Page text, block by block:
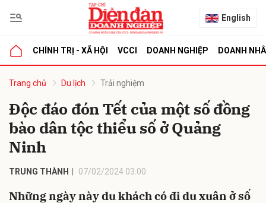
English
CHÍNH TRỊ - XÃ HỘI VCCI DOANH NGHIỆP DOANH
Trang chủ Du lịch Trải nghiệm
Độc đáo đón Tết của một số đồng
bào dân tộc thiểu số ở Quảng
Ninh
TRUNG THÀNH 07/02/2024 03:00
Những ngày này du khách có đi du xuân ở số
luận
Hủy